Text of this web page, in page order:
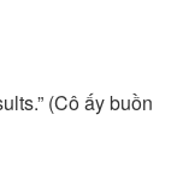
(Cô ấy buồn